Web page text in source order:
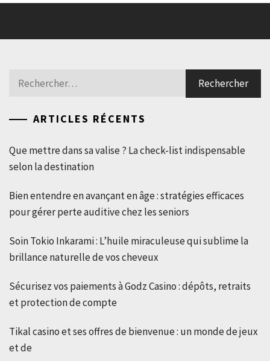
Rechercher :
ARTICLES RÉCENTS
Que mettre dans sa valise ? La check-list indispensable
selon la destination
Bien entendre en avançant en âge : stratégies efficaces
pour gérer perte auditive chez les seniors
Soin Tokio Inkarami : L’huile miraculeuse qui sublime la
brillance naturelle de vos cheveux
Sécurisez vos paiements à Godz Casino : dépôts, retraits
et protection de compte
Tikal casino et ses offres de bienvenue : un monde de jeux
et de